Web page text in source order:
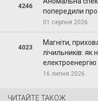
4246
попередили про
01 серпня 2026
4023
Магніти,
лічильників: як
електроенергію
16 липня 2026
ЧИТАЙТЕ ТАКОЖ